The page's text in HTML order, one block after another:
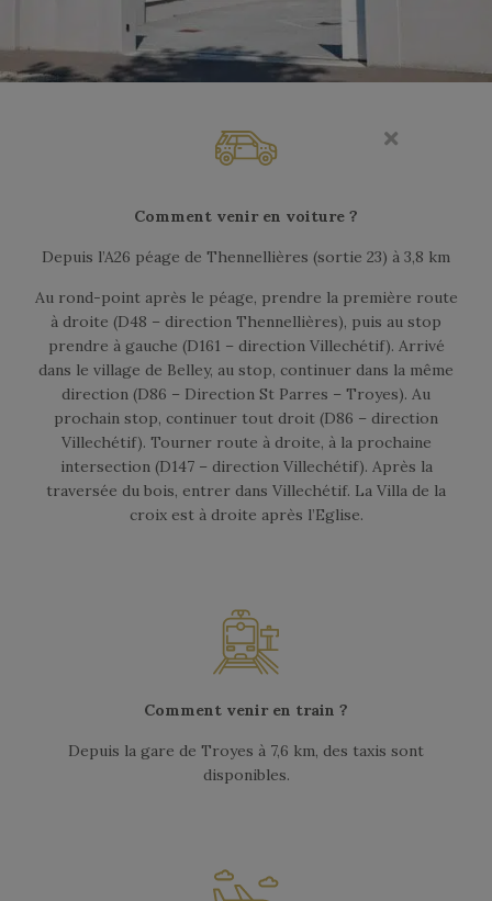
Comment venir en voiture ?
Depuis l’A26 péage de Thennellières (sortie 23) à 3,8 km
Au rond-point après le péage, prendre la première route
à droite (D48 – direction Thennellières), puis au stop
prendre à gauche (D161 – direction Villechétif). Arrivé
dans le village de Belley, au stop, continuer dans la même
direction (D86 – Direction St Parres – Troyes). Au
prochain stop, continuer tout droit (D86 – direction
Villechétif). Tourner route à droite, à la prochaine
intersection (D147 – direction Villechétif). Après la
traversée du bois, entrer dans Villechétif. La Villa de la
croix est à droite après l’Eglise.
Comment venir en train ?
Depuis la gare de Troyes à 7,6 km, des taxis sont
disponibles.